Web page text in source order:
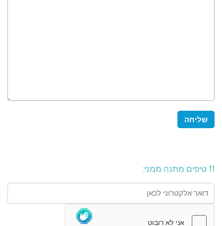
11 טיפים מתנה ממני: